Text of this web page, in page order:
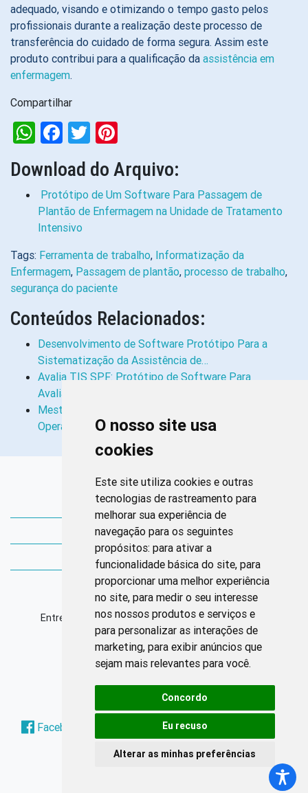
O nosso site usa
cookies
Este site utiliza cookies e outras
tecnologias de rastreamento para
melhorar sua experiência de
navegação para os seguintes
propósitos: para ativar a
funcionalidade básica do site, para
proporcionar uma melhor experiência
no site, para medir o seu interesse
nos nossos produtos e serviços e
para personalizar as interações de
marketing, para exibir anúncios que
sejam mais relevantes para você.
Concordo
Eu recuso
Alterar as minhas preferências
adequado, visando e otimizando o tempo gasto pelos
profissionais durante a realização deste processo de
transferência do cuidado de forma segura. Assim este
produto contribui para a qualificação da assistência em
enfermagem.
Compartilhar
WhatsApp
Facebook
Twitter
Download do Arquivo:
Protótipo de Um Software Para Passagem de
Plantão de Enfermagem na Unidade de Tratamento
Intensivo
Tags: Ferramenta de trabalho, Informatização da
Enfermagem, Passagem de plantão, processo de trabalho,
segurança do paciente
Conteúdos Relacionados:
Desenvolvimento de Software Protótipo Para a
Sistematização da Assistência de…
Avalia TIS SPF: Protótipo de Software Para
Avaliação Clínica de Enfermeiros em…
Mestrado Cofen/Capes: Software Facilita
Operacionalização de Processo de…
Links Rápidos
Bibliotecas Corens
Bases da Saúde
Bases de conhecimento
Endereço
Entrequadra Sul 208/209, Asa Sul, CEP: 70390-100
Horário de Funcionamento
Segunda à sexta: 8h às 17h
Redes Sociais
Facebook Twitter